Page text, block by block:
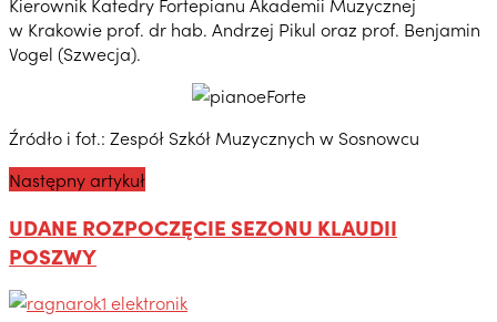
w Krakowie prof. dr hab. Andrzej Pikul oraz prof. Benjamin
Vogel (Szwecja).
Źródło i fot.: Zespół Szkół Muzycznych w Sosnowcu
Następny artykuł
UDANE ROZPOCZĘCIE SEZONU KLAUDII
POSZWY